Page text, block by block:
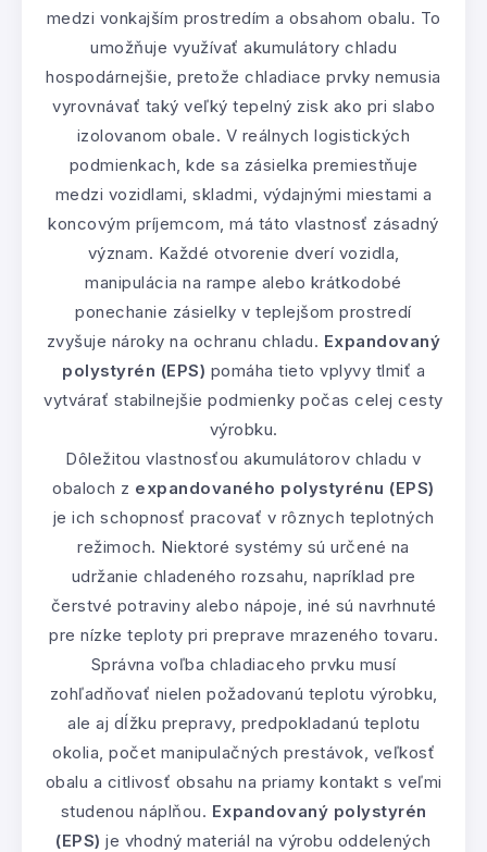
medzi vonkajším prostredím a obsahom obalu. To
umožňuje využívať akumulátory chladu
hospodárnejšie, pretože chladiace prvky nemusia
vyrovnávať taký veľký tepelný zisk ako pri slabo
izolovanom obale. V reálnych logistických
podmienkach, kde sa zásielka premiestňuje
medzi vozidlami, skladmi, výdajnými miestami a
koncovým príjemcom, má táto vlastnosť zásadný
význam. Každé otvorenie dverí vozidla,
manipulácia na rampe alebo krátkodobé
ponechanie zásielky v teplejšom prostredí
zvyšuje nároky na ochranu chladu. Expandovaný
polystyrén (EPS) pomáha tieto vplyvy tlmiť a
vytvárať stabilnejšie podmienky počas celej cesty
výrobku.
Dôležitou vlastnosťou akumulátorov chladu v
obaloch z expandovaného polystyrénu (EPS)
je ich schopnosť pracovať v rôznych teplotných
režimoch. Niektoré systémy sú určené na
udržanie chladeného rozsahu, napríklad pre
čerstvé potraviny alebo nápoje, iné sú navrhnuté
pre nízke teploty pri preprave mrazeného tovaru.
Správna voľba chladiaceho prvku musí
zohľadňovať nielen požadovanú teplotu výrobku,
ale aj dĺžku prepravy, predpokladanú teplotu
okolia, počet manipulačných prestávok, veľkosť
obalu a citlivosť obsahu na priamy kontakt s veľmi
studenou náplňou. Expandovaný polystyrén
(EPS) je vhodný materiál na výrobu oddelených